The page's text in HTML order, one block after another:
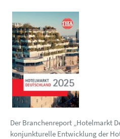
Der Branchenreport „Hotelmarkt
konjunkturelle Entwicklung der